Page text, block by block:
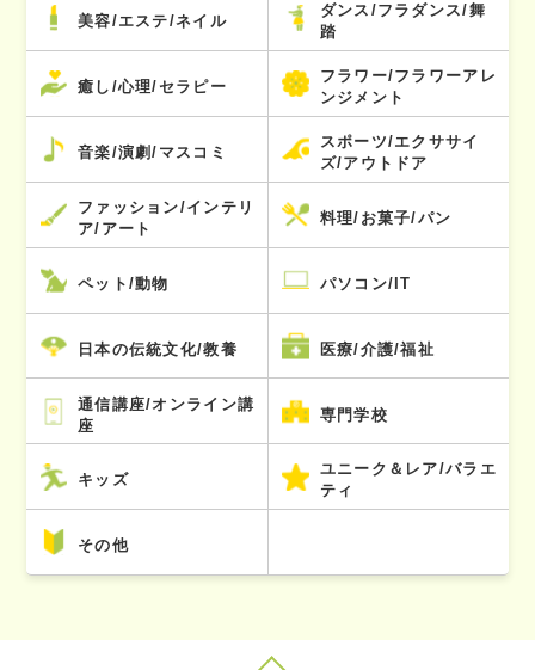
美容/エステ/ネイル
ダンス/フラダンス/舞
踏
癒し/心理/セラピー
フラワー/フラワーアレ
ンジメント
音楽/演劇/マスコミ
スポーツ/エクササイ
ズ/アウトドア
ファッション/インテリ
ア/アート
料理/お菓子/パン
ペット/動物 パソコン/IT
日本の伝統文化/教養 医療/介護/福祉
通信講座/オンライン講
座
専門学校
キッズ
ユニーク＆レア/バラエ
ティ
その他